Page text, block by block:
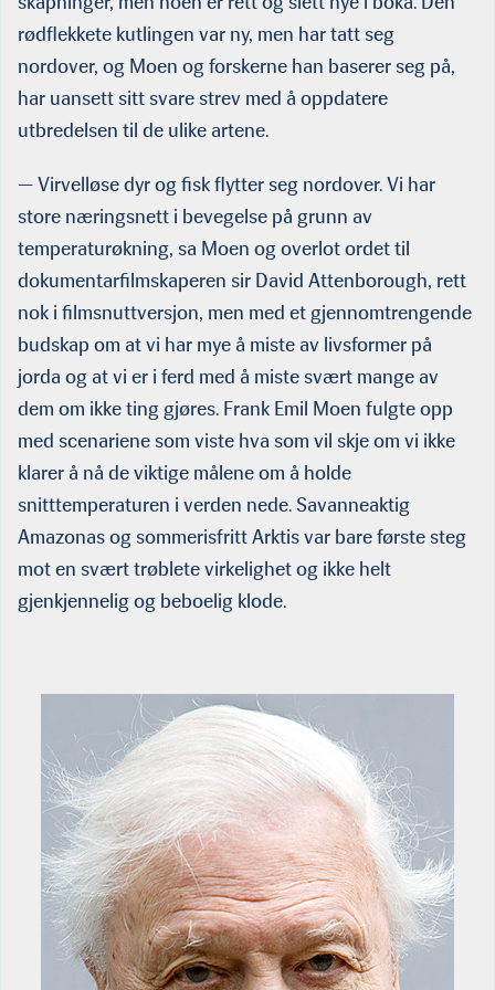
rødflekkete kutlingen var ny, men har tatt seg
nordover, og Moen og forskerne han baserer seg på,
har uansett sitt svare strev med å oppdatere
utbredelsen til de ulike artene.
— Virvelløse dyr og fisk flytter seg nordover. Vi har
store næringsnett i bevegelse på grunn av
temperaturøkning, sa Moen og overlot ordet til
dokumentarfilmskaperen sir David Attenborough, rett
nok i filmsnuttversjon, men med et gjennomtrengende
budskap om at vi har mye å miste av livsformer på
jorda og at vi er i ferd med å miste svært mange av
dem om ikke ting gjøres. Frank Emil Moen fulgte opp
med scenariene som viste hva som vil skje om vi ikke
klarer å nå de viktige målene om å holde
snitttemperaturen i verden nede. Savanneaktig
Amazonas og sommerisfritt Arktis var bare første steg
mot en svært trøblete virkelighet og ikke helt
gjenkjennelig og beboelig klode.